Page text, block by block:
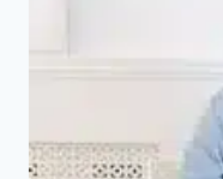
RECEITA